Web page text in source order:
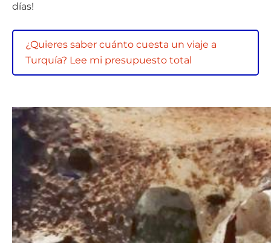
días!
¿Quieres saber cuánto cuesta un viaje a
Turquía? Lee mi presupuesto total